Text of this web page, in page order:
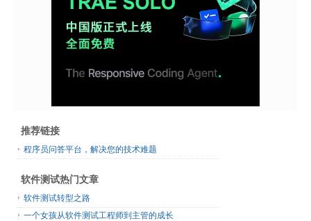
推荐链接
程序员问答平台，解决您的技术难题
软件测试热门文章
软件测试转型之路
一个女孩从软件测试工程师到主管的成长